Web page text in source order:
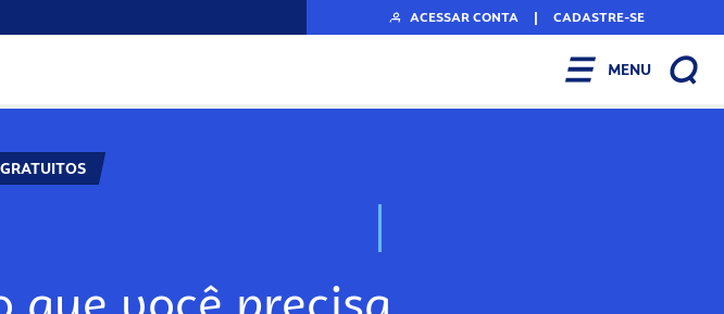
ACESSAR CONTA | CADASTRE-SE
MENU